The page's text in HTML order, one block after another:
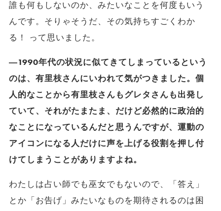
誰も何もしないのか、みたいなことを何度もいう
んです。そりゃそうだ、その気持ちすごくわか
る！ って思いました。
―1990年代の状況に似てきてしまっているという
のは、有里枝さんにいわれて気がつきました。個
人的なことから有里枝さんもグレタさんも出発し
ていて、それがたまたま、だけど必然的に政治的
なことになっているんだと思うんですが、運動の
アイコンになる人だけに声を上げる役割を押し付
けてしまうことがありますよね。
わたしは占い師でも巫女でもないので、「答え」
とか「お告げ」みたいなものを期待されるのは困